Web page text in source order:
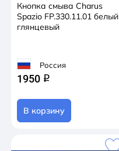
Кнопка смыва Charus
Spazio FP.330.11.01 белый
глянцевый
Россия
1950 q
В корзину